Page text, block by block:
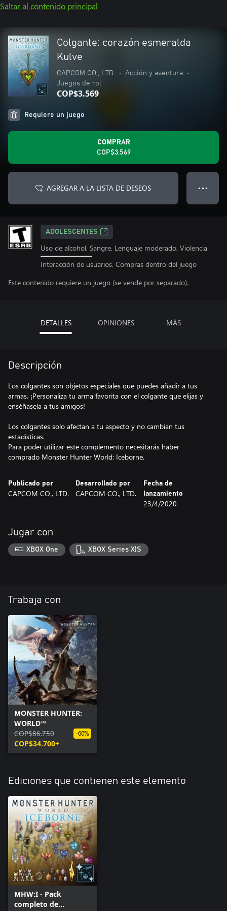
Saltar al contenido principal
Colgante: corazón esmeralda
Kulve
CAPCOM CO., LTD. • Acción y aventura
•
Juegos de rol
COP$3.569
Requiere un juego
COMPRAR
COP$3.569
AGREGAR A LA LISTA DE DESEOS ● ● ●
ADOLESCENTES
Uso de alcohol, Sangre, Lenguaje moderado, Violencia
Interacción de usuarios, Compras dentro del juego
Este contenido requiere un juego (se vende por separado).
DETALLES OPINIONES MÁS
Descripción
Los colgantes son objetos especiales que puedes añadir a tus
armas. ¡Personaliza tu arma favorita con el colgante que elijas y
enséñasela a tus amigos!
Los colgantes solo afectan a tu aspecto y no cambian tus
estadísticas.
Para poder utilizar este complemento necesitarás haber
comprado Monster Hunter World: Iceborne.
Publicado por
CAPCOM CO., LTD.
Desarrollado por
CAPCOM CO., LTD.
Fecha de
lanzamiento
23/4/2020
Jugar con
XBOX One XBOX Series X|S
Trabaja con
MONSTER HUNTER:
WORLD™
COP$86.750
COP$34.700+
-60%
Ediciones que contienen este elemento
MHW:I - Pack
completo de